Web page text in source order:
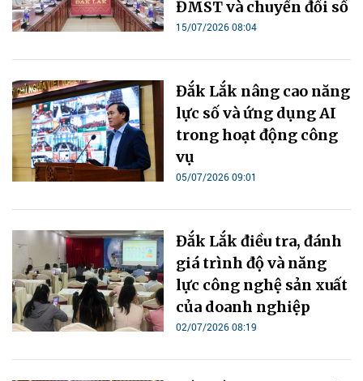
ĐMST và chuyển đổi số
15/07/2026 08:04
Đắk Lắk nâng cao năng
lực số và ứng dụng AI
trong hoạt động công
vụ
05/07/2026 09:01
Đắk Lắk điều tra, đánh
giá trình độ và năng
lực công nghệ sản xuất
của doanh nghiệp
02/07/2026 08:19